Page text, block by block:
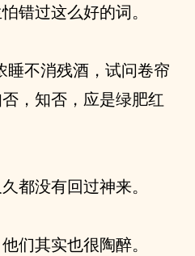
错过这么好的词。
睡不消残酒，试问卷帘
，知否，应是绿肥红
都没有回过神来。
们其实也很陶醉。